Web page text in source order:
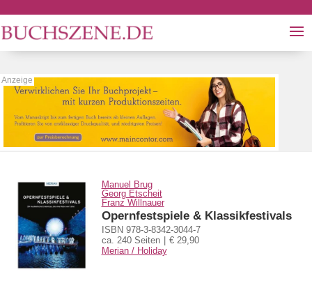
Manuel Brug
Georg Etscheit
Franz Willnauer
Opernfestspiele & Klassikfestivals
ISBN 978-3-8342-3044-7
ca. 240 Seiten
€ 29,90
Merian / Holiday